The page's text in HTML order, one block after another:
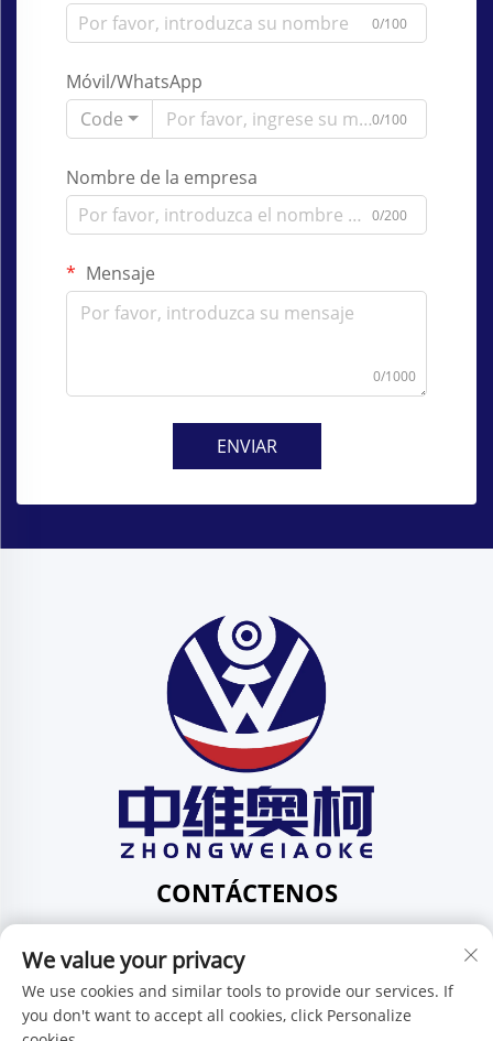
0/100
Móvil/WhatsApp
Code
0/100
Nombre de la empresa
0/200
Mensaje
0/1000
ENVIAR
CONTÁCTENOS
Pingdi Subdistrict shenzhen guangdong China
Tel:+86-15986647296
Correo electrónico:[email protected]
We value your privacy
We use cookies and similar tools to provide our services. If
you don't want to accept all cookies, click Personalize